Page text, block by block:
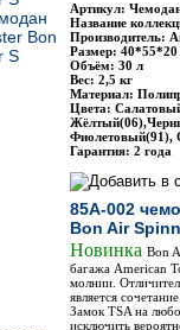
Артикул:
Название
Производитель:
Размер: 40*55*20
Объём: 30 л
Вес: 2,5 кг
Материал:
Цвета:
Фиолетовый(91),
Гарантия: 2 года
85A-002
Bon Air
Новинка Bon
багажа American
молнии.
является
Замок TSA на
исключить